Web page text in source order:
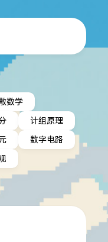
数学
计组原理
数字电路